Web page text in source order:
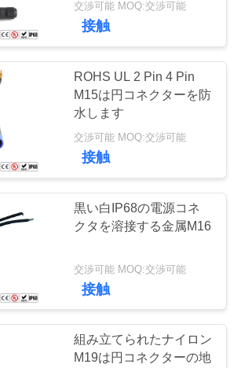
ータ コネク
ンプのホール
交渉可能 MOQ:交渉可能
接触
ROHS UL 2 Pin 4 Pin
M15は円コネクターを防
水します
交渉可能 MOQ:交渉可能
接触
黒い白IP68の電源コネ
クタを溶接する金属M16
交渉可能 MOQ:交渉可能
接触
組み立てられたナイロン
M19は円コネクターの地